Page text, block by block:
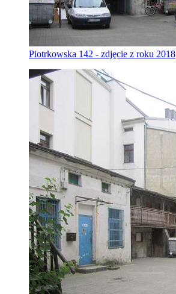
Piotrkowska 142 - zdjęcie z roku 2018